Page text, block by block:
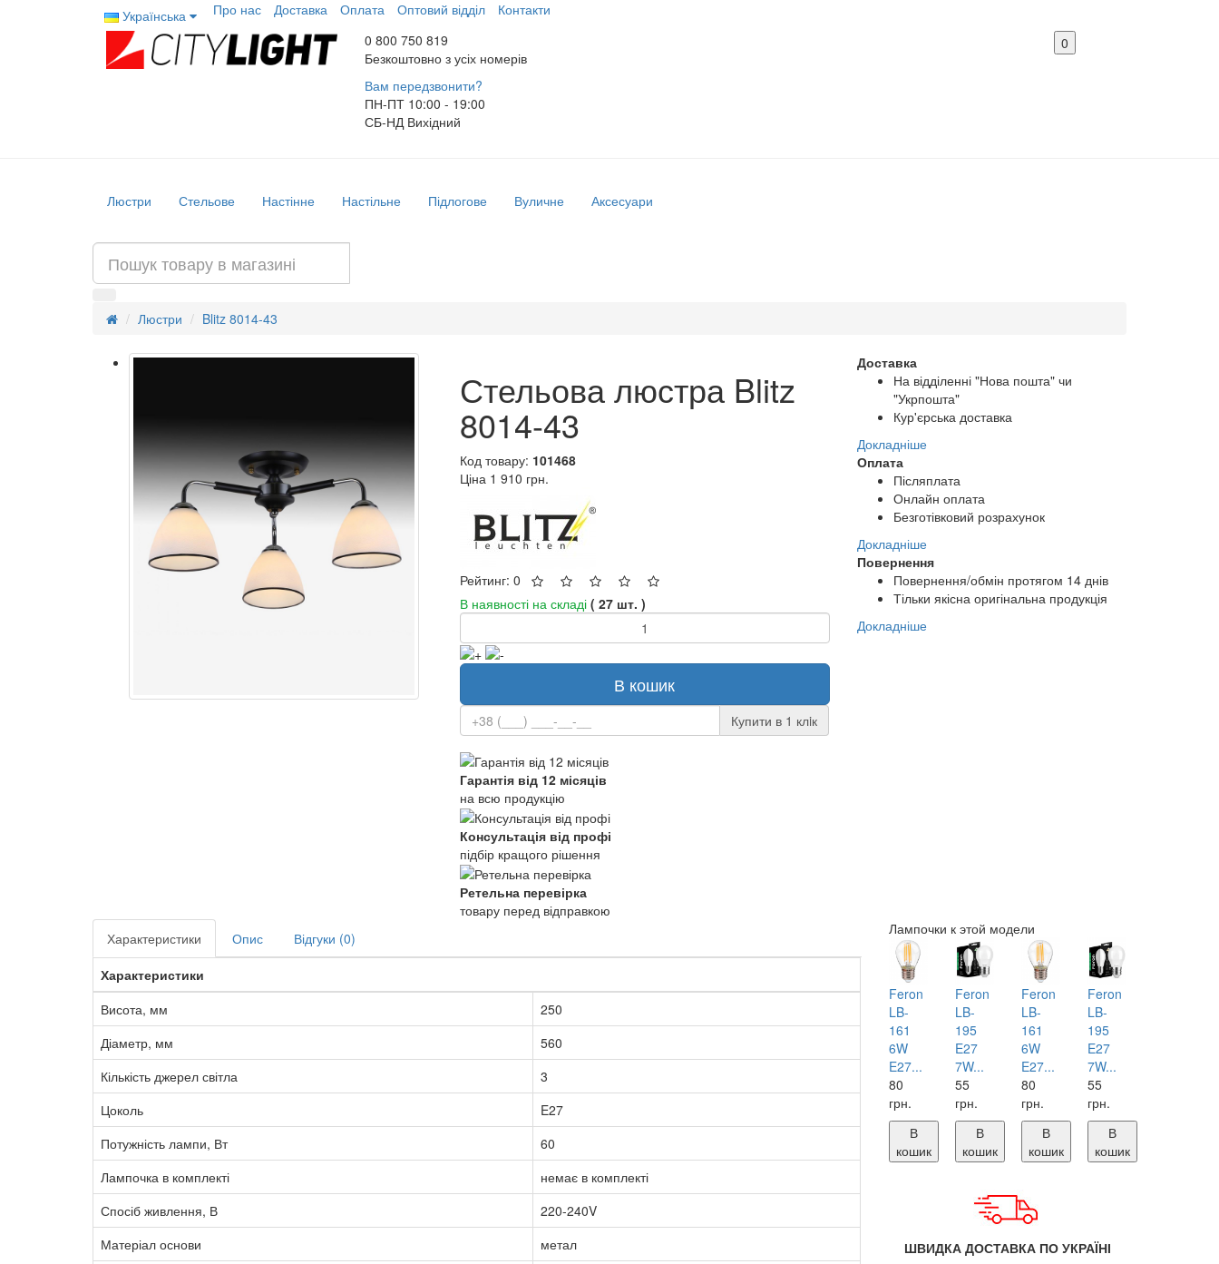
Українська Про нас Доставка Оплата Оптовий відділ
Контакти
0 800 750 819
Безкоштовно з усіх номерів
Вам передзвонити?
ПН-ПТ 10:00 - 19:00
СБ-НДВихідний
0
Люстри Стельове Настінне Настільне Підлогове Вуличне Аксесуари
Люстри Blitz 8014-43
Стельова люстра Blitz
8014-43
Код товару: 101468
Ціна 1 910 грн.
Рейтинг: 0
В наявності на складі ( 27 шт. )
В кошик
Купити в 1 клiк
Доставка
На відділенні "Нова пошта" чи
"Укрпошта"
Кур'єрська доставка
Докладніше
Оплата
Післяплата
Онлайн оплата
Безготівковий розрахунок
Докладніше
Повернення
Повернення/обмін протягом 14 днів
Тільки якісна оригінальна продукція
Докладніше
Гарантія від 12 місяців
на всю продукцію
Консультація від профі
підбір кращого рішення
Ретельна перевірка
товару перед відправкою
Характеристики
Опис
Відгуки (0)
Характеристики
Висота, мм
250
Діаметр, мм
560
Кількість джерел світла
3
Цоколь
E27
Потужність лампи, Вт
60
Лампочка в комплекті
немає в комплекті
Спосіб живлення, В
220-240V
Матеріал основи
метал
Лампочки к этой модели
Feron
LB-
161
6W
E27...
80
грн.
В
кошик
Feron
LB-
195
E27
7W...
55
грн.
В
кошик
Feron
LB-
161
6W
E27...
80
грн.
В
кошик
Feron
LB-
195
E27
7W...
55
грн.
В
кошик
ШВИДКА ДОСТАВКА ПО УКРАЇНІ